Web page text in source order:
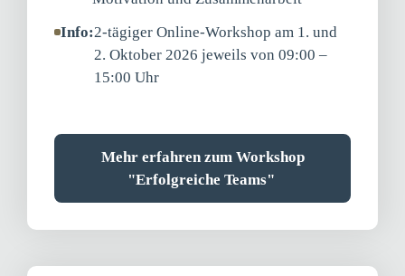
Info:2-tägiger Online-Workshop am 1. und
2. Oktober 2026 jeweils von 09:00 –
15:00 Uhr
Mehr erfahren zum Workshop
"Erfolgreiche Teams"